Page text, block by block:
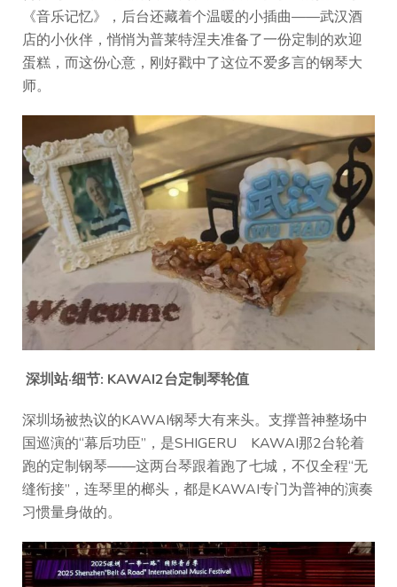
《音乐记忆》，后台还藏着个温暖的小插曲——武汉酒
店的小伙伴，悄悄为普莱特涅夫准备了一份定制的欢迎
蛋糕，而这份心意，刚好戳中了这位不爱多言的钢琴大
师。
深圳站·细节: KAWAI2台定制琴轮值
深圳场被热议的KAWAI钢琴大有来头。支撑普神整场中
国巡演的“幕后功臣”，是SHIGERU KAWAI那2台轮着
跑的定制钢琴——这两台琴跟着跑了七城，不仅全程“无
缝衔接”，连琴里的榔头，都是KAWAI专门为普神的演奏
习惯量身做的。